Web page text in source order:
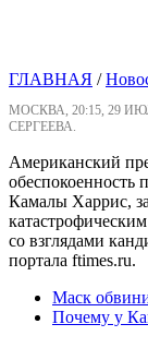
ГЛАВНАЯ /
МОСКВА, 20:15, 29
СЕРГЕЕВА.
Американский
обеспокоенность
Камалы Харрис,
со взглядами
портала ftimes.ru.
Маск
Почему у